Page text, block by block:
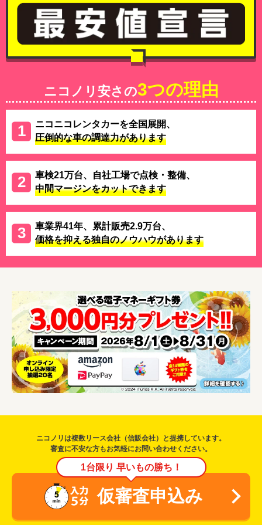
ニコノリ安さの3つの理由
ニコニコレンタカーを全国展開、
圧倒的な車の調達力があります
車検21万台、自社工場で点検・整備、
中間マージンをカットできます
車業界41年、累計販売2.9万台、
価格を抑える独自のノウハウがあります
ニコノリは複数リース会社（信販会社）と提携しています。
審査に不安な方もお気軽にお問い合わせください。
1台限り 早いもの勝ち！
仮審査申込み